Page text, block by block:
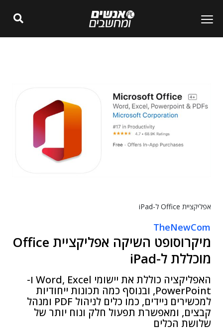
אפליקציית Office ל-iPad
TheNewCom
מיקרוסופט השיקה אפליקציית Office
מוכללת ל-iPad
האפליקציה כוללת את יישומי Word, Excel ו-
PowerPoint, ובנוסף כמה תכונות ייחודיות
למכשירים ניידים, כמו כלים לניהול PDF ומנהל
קבצים, ומאפשרת תפעול חלק ונוח יותר של
שלושת הכלים